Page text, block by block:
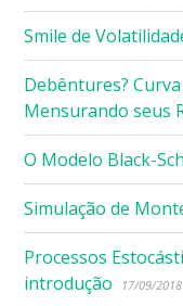
Smile de
Debêntures?
Mensurando seus
O Modelo Black-
Simulação de
Processos
introdução
17/09/2018